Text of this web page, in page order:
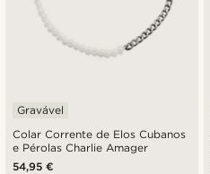
Colar Corrente de Elos Cubanos
e Pérolas Charlie Amager
Gravável
54,95 €